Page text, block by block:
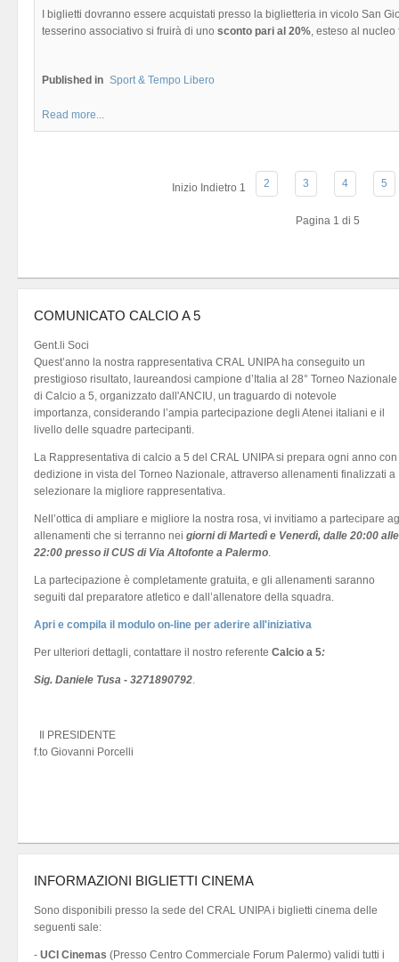
I biglietti dovranno essere acquistati presso la biglietteria in vicolo San
tesserino associativo si fruirà di uno sconto pari al 20% , esteso al
Published in Sport & Tempo Libero
Read more...
Inizio Indietro 1 2 3 4 5
Pagina 1 di 5
COMUNICATO CALCIO A 5
Gent.li Soci
Quest’anno la nostra rappresentativa CRAL UNIPA ha conseguito un
prestigioso risultato, laureandosi campione d’Italia al 28° Torneo Nazionale
di Calcio a 5, organizzato dall'ANCIU, un traguardo di notevole
importanza, considerando l’ampia partecipazione degli Atenei italiani e il
livello delle squadre partecipanti.
La Rappresentativa di calcio a 5 del CRAL UNIPA si prepara ogni anno con
dedizione in vista del Torneo Nazionale, attraverso allenamenti finalizzati a
selezionare la migliore rappresentativa.
Nell’ottica di ampliare e migliore la nostra rosa, vi invitiamo a partecipare
allenamenti che si terranno nei giorni di Martedì e Venerdì, dalle 20:00 alle
22:00 presso il CUS di Via Altofonte a Palermo
La partecipazione è completamente gratuita, e gli allenamenti saranno
seguiti dal preparatore atletico e dall’allenatore della squadra.
Apri e compila il modulo on-line per aderire all'iniziativa
Per ulteriori dettagli, contattare il nostro referente Calcio a 5:
Sig. Daniele Tusa - 3271890792
Il PRESIDENTE
f.to Giovanni Porcelli
INFORMAZIONI BIGLIETTI CINEMA
Sono disponibili presso la sede del CRAL UNIPA i biglietti cinema delle
seguenti sale:
- UCI Cinemas (Presso Centro Commerciale Forum Palermo) validi tutti i